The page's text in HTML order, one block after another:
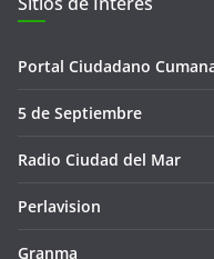
Portal Ciudadano
5 de Septiembre
Radio Ciudad del Mar
Perlavision
Granma